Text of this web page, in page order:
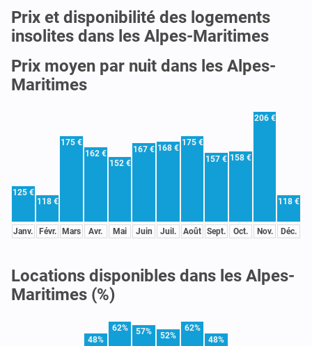
Prix et disponibilité des logements
insolites dans les Alpes-Maritimes
Prix moyen par nuit dans les Alpes-
Maritimes
125 €
Janv.
118 €
Févr.
175 €
Mars
162 €
Avr.
152 €
Mai
167 €
Juin
168 €
Juil.
175 €
Août
157 €
Sept.
158 €
Oct.
206 €
Nov.
118 €
Déc.
Locations disponibles dans les Alpes-
Maritimes (%)
48%
62% 57% 52%
62%
48%